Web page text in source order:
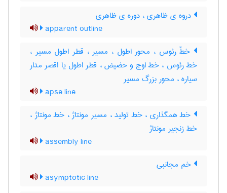
دروه ی ظاهری ، دوره ی ظاهری
apparent outline
خطّ رئوس ، محور اطول ، مسیر ، قطر اطول مسیر ،
خط رئوس ، خط اوج و حضیض ، قطر اطول یا اقصر مدار
سیاره ، محور بزرگ مسیر
apse line
خط همگذاری ، خط تولید ، مسیر مونتاژ ، خط مونتاژ ،
خط زنجیر مونتاژ
assembly line
خم مجانبی
asymptotic line